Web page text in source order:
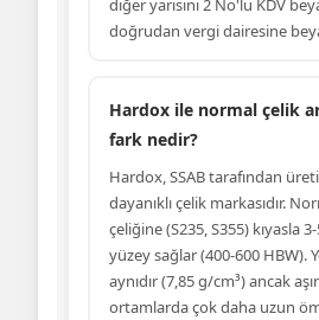
diğer yarısını 2 No'lu KDV
doğrudan vergi dairesine
Hardox ile normal çelik
fark nedir?
Hardox, SSAB tarafından
dayanıklı çelik markasıdır.
çeliğine (S235, S355) kıyasla
yüzey sağlar (400-600 HBW).
aynıdır (7,85 g/cm³) ancak
ortamlarda çok daha uzun